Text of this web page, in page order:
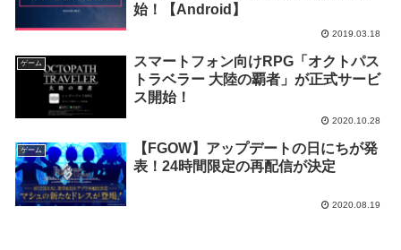
始！【Android】
2019.03.18
ゲーム
スマートフォン向けRPG「オクトパス
トラベラー 大陸の覇者」が正式サービ
ス開始！
2020.10.28
ゲーム
【FGOW】アップデートの日にちが発
表！24時間限定の再配信が決定
2020.08.19